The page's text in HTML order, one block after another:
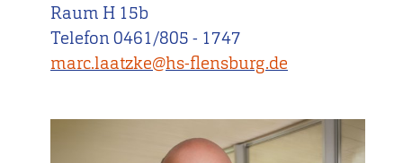
Raum H 15b
Telefon 0461/805 - 1747
marc.laatzke@hs-flensburg.de